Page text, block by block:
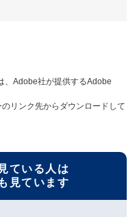
、Adobe社が提供するAdobe
リンク先からダウンロードして
ている人は
見ています